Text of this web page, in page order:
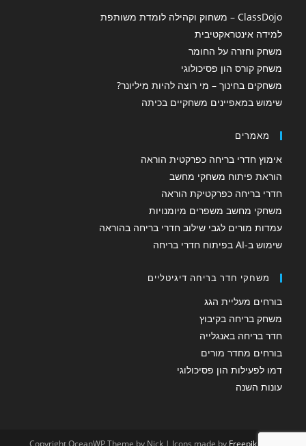
ClassDojo – משחוק וקהילה לומדת משותפת
למידה אינטראקטיבית
משחק וחזרה על החומר
משחק קורס הון פסיכולוגי
משחקים בחינוך – מי רוצה להיות מיליונר?
שימוש במאפיינים משחקיים בכיתה
מאמרים
אימוץ חדרי בריחה כפרקטית הוראה
הוראת פיתוח משחקי מחשב
חדרי בריחה כפרקטיקת הוראה
משחקי מחשב משפרים מיומנויות
עמדות מורים לגבי שילוב חדרי בריחה בהוראה
שימוש ב-AI בפיתוח חדרי בריחה
משחקי חדר בריחה דיגיטליים
בורחים מעליית הגג
משחק בריחה בקיבוץ
חדר בריחה באנגלייה
בורחים מחדר מורים
דמו לפעילות הון פסיכולוגי
עונות השנה
Copyright OceanWP Theme by Nick | Icons made by Freepikfrom